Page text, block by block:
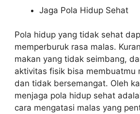
Jaga Pola Hidup Sehat
Pola hidup yang tidak sehat
memperburuk rasa malas.
makan yang tidak seimbang,
aktivitas fisik bisa membuatmu
dan tidak bersemangat. Oleh
menjaga pola hidup sehat
cara mengatasi malas yang